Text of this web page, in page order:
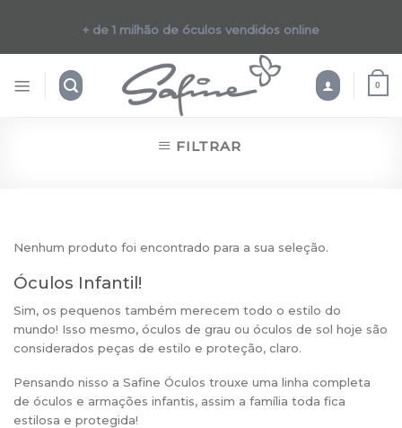
+ de 1 milhão de óculos vendidos online
0
FILTRAR
Nenhum produto foi encontrado para a sua seleção.
Óculos Infantil!
Sim, os pequenos também merecem todo o estilo do
mundo! Isso mesmo, óculos de grau ou óculos de sol hoje são
considerados peças de estilo e proteção, claro.
Pensando nisso a Safine Óculos trouxe uma linha completa
de óculos e armações infantis, assim a família toda fica
estilosa e protegida!